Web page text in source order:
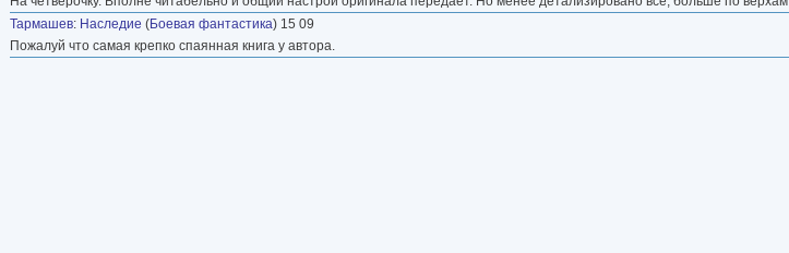
Тармашев: Наследие (Боевая фантастика) 15 09
Пожалуй что самая крепко спаянная книга у автора.